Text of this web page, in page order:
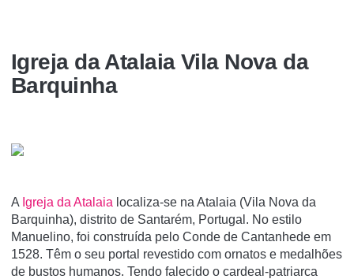
Igreja da Atalaia Vila Nova da
Barquinha
A Igreja da Atalaia localiza-se na Atalaia (Vila Nova da
Barquinha), distrito de Santarém, Portugal. No estilo
Manuelino, foi construí­da pelo Conde de Cantanhede em
1528. Têm o seu portal revestido com ornatos e medalhões
de bustos humanos. Tendo falecido o cardeal-patriarca